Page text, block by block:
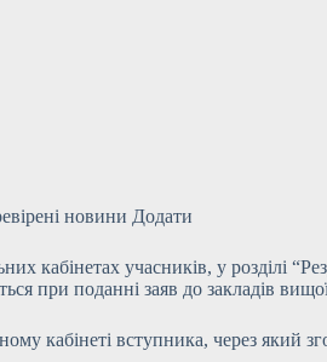
новини Додати
кабінетах учасників, у розділі
при поданні заяв до закладів
кабінеті вступника, через який